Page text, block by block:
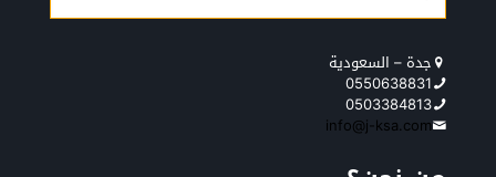
جدة – السعودية
0550638831
0503384813
info@j-ksa.com